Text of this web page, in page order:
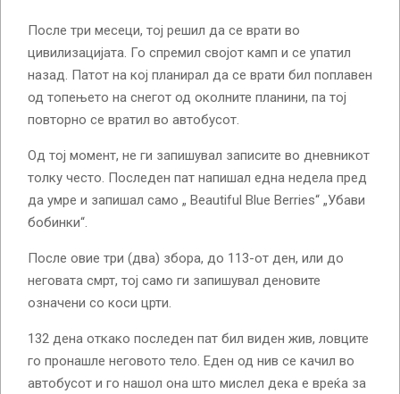
После три месеци, тој решил да се врати во
цивилизацијата. Го спремил својот камп и се упатил
назад. Патот на кој планирал да се врати бил поплавен
од топењето на снегот од околните планини, па тој
повторно се вратил во автобусот.
Од тој момент, не ги запишувал записите во дневникот
толку често. Последен пат напишал една недела пред
да умре и запишал само „ Beautiful Blue Berries“ „Убави
бобинки“.
После овие три (два) збора, до 113-от ден, или до
неговата смрт, тој само ги запишувал деновите
означени со коси црти.
132 дена откако последен пат бил виден жив, ловците
го пронашле неговото тело. Еден од нив се качил во
автобусот и го нашол она што мислел дека е вреќа за